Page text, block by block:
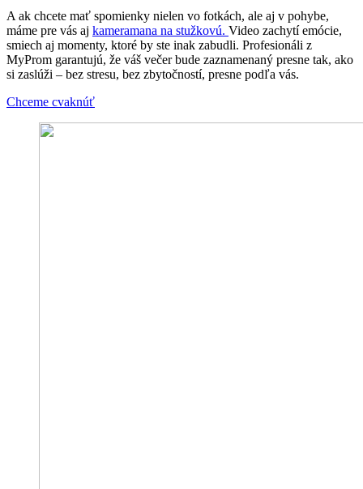
A ak chcete mať spomienky nielen vo fotkách, ale aj v pohybe,
máme pre vás aj kameramana na stužkovú. Video zachytí emócie,
smiech aj momenty, ktoré by ste inak zabudli. Profesionáli z
MyProm garantujú, že váš večer bude zaznamenaný presne tak, ako
si zaslúži – bez stresu, bez zbytočností, presne podľa vás.
Chceme cvaknúť